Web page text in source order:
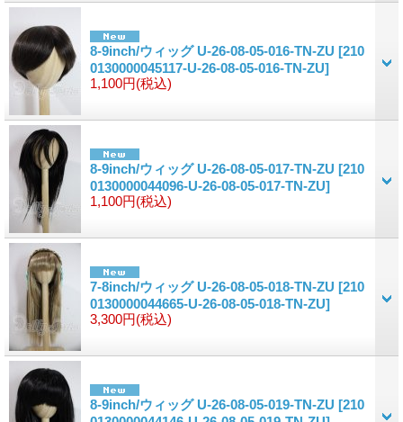
8-9inch/ウィッグ U-26-08-05-016-TN-ZU [210
0130000045117-U-26-08-05-016-TN-ZU]
1,100円(税込)
8-9inch/ウィッグ U-26-08-05-017-TN-ZU [210
0130000044096-U-26-08-05-017-TN-ZU]
1,100円(税込)
7-8inch/ウィッグ U-26-08-05-018-TN-ZU [210
0130000044665-U-26-08-05-018-TN-ZU]
3,300円(税込)
8-9inch/ウィッグ U-26-08-05-019-TN-ZU [210